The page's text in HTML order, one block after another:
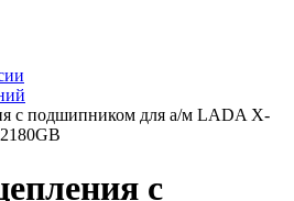
с подшипником для а/м LADA X-
с